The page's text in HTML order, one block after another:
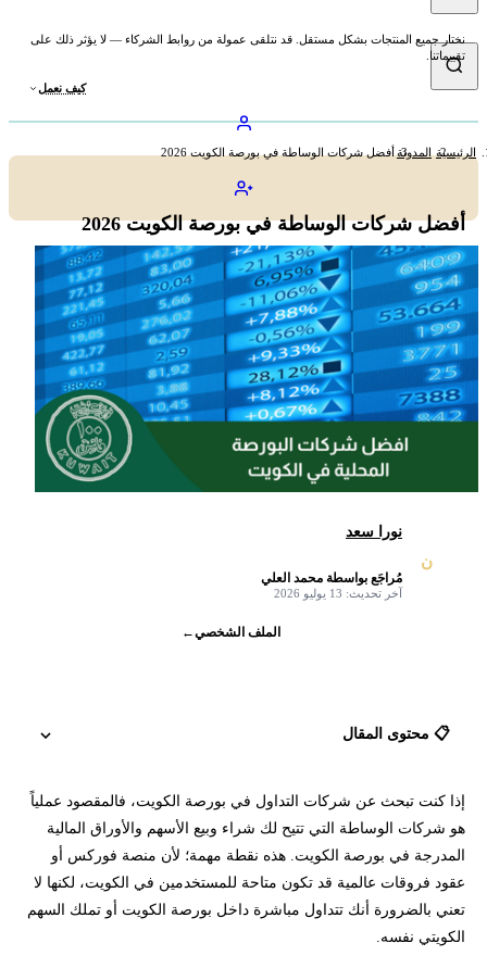
نختار جميع المنتجات بشكل مستقل. قد نتلقى عمولة من روابط الشركاء — لا يؤثر ذلك على
تقييماتنا.
كيف نعمل
الرئيسية المدونةأفضل شركات الوساطة في بورصة الكويت 2026
أفضل شركات الوساطة في بورصة الكويت 2026
ن
نورا سعد
مُراجَع بواسطة محمد العلي
آخر تحديث: 13 يوليو 2026
الملف الشخصي←
📋 محتوى المقال
ما أفضل شركة وساطة في بورصة الكويت؟
قائمة شركات الوساطة المعتمدة في بورصة الكويت
كيف تختار أفضل شركة وساطة في الكويت؟
إذا كنت تبحث عن شركات التداول في بورصة الكويت، فالمقصود عملياً
هو شركات الوساطة التي تتيح لك شراء وبيع الأسهم والأوراق المالية
المدرجة في بورصة الكويت. هذه نقطة مهمة؛ لأن منصة فوركس أو
عقود فروقات عالمية قد تكون متاحة للمستخدمين في الكويت، لكنها لا
تعني بالضرورة أنك تتداول مباشرة داخل بورصة الكويت أو تملك السهم
الكويتي نفسه.